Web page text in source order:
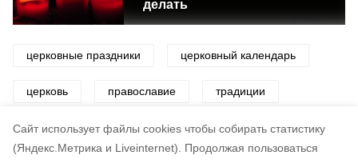
Cайт использует файлы cookies чтобы собирать статистику
(Яндекс.Метрика и Liveinternet).
Продолжая пользоваться
делать
церковные праздники церковный календарь
церковь православие традиции
приметы